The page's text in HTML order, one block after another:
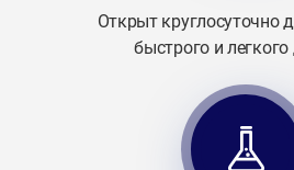
Открыт круглосуточно
быстрого и легкого